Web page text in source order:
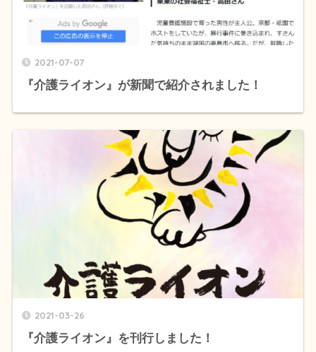
2021-07-07
『介護ライオン』が新聞で紹介されました！
2021-03-26
『介護ライオン』を刊行しました！